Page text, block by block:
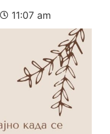
11:07 am